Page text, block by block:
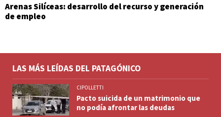
Arenas Silíceas: desarrollo del recurso y generación
de empleo
LAS MÁS LEÍDAS DEL PATAGÓNICO
CIPOLLETTI
Pacto suicida de un matrimonio que
no podía afrontar las deudas